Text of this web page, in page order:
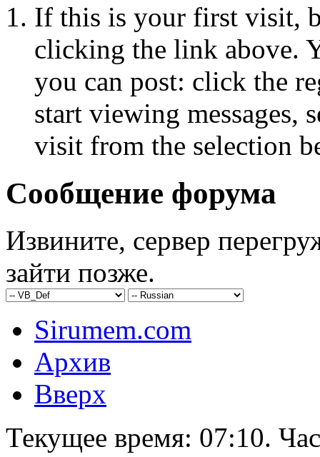
If this is your first visit,
clicking the link above.
you can post: click the
start viewing messages,
visit from the selection
Сообщение форума
Извините, сервер
зайти позже.
Sirumem.com
Архив
Вверх
Текущее время: 07:10.